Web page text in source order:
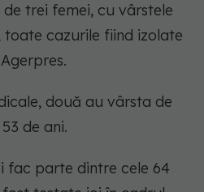
trei femei, cu vârstele
toate cazurile fiind izolate
două au vârsta de
de ani.
fac parte dintre cele 64